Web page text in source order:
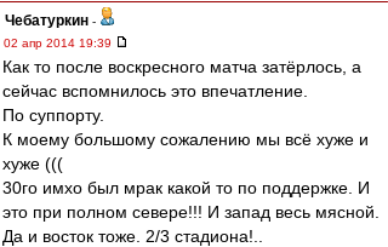
Чебатуркин -
02 апр 2014 19:39
Как то после воскресного матча затёрлось, а
сейчас вспомнилось это впечатление.
По суппорту.
К моему большому сожалению мы всё хуже и
хуже (((
30го имхо был мрак какой то по поддержке. И
это при полном севере!!! И запад весь мясной.
Да и восток тоже. 2/3 стадиона!..